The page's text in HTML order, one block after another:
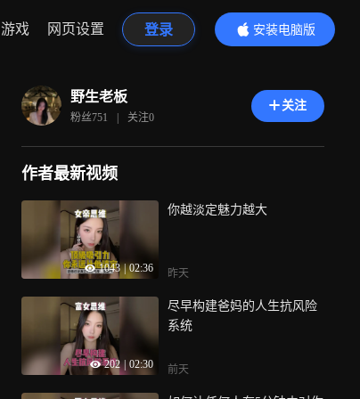
游戏 网页设置 登录
安装电脑版
内容更精彩
野生老板
粉丝751 | 关注0
关注
作者最新视频
1043 | 02:36
你越淡定魅力越大
昨天
202 | 02:30
尽早构建爸妈的人生抗风险
系统
前天